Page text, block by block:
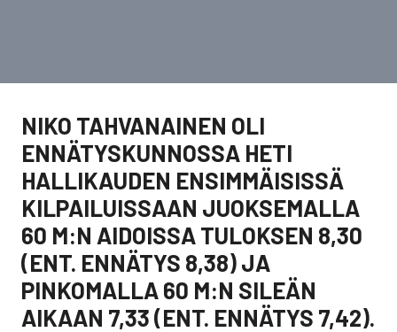
NIKO TAHVANAINEN OLI
ENNÄTYSKUNNOSSA HETI
HALLIKAUDEN ENSIMMÄISISSÄ
KILPAILUISSAAN JUOKSEMALLA
60 M:N AIDOISSA TULOKSEN 8,30
(ENT. ENNÄTYS 8,38) JA
PINKOMALLA 60 M:N SILEÄN
AIKAAN 7,33 (ENT. ENNÄTYS 7,42).